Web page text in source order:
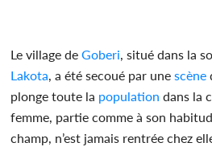
Le village deGoberi , situé dans la
Lakota , a été secoué par unescène
plonge toute la population dans la
femme, partie comme à son
champ, n’est jamais rentrée chez